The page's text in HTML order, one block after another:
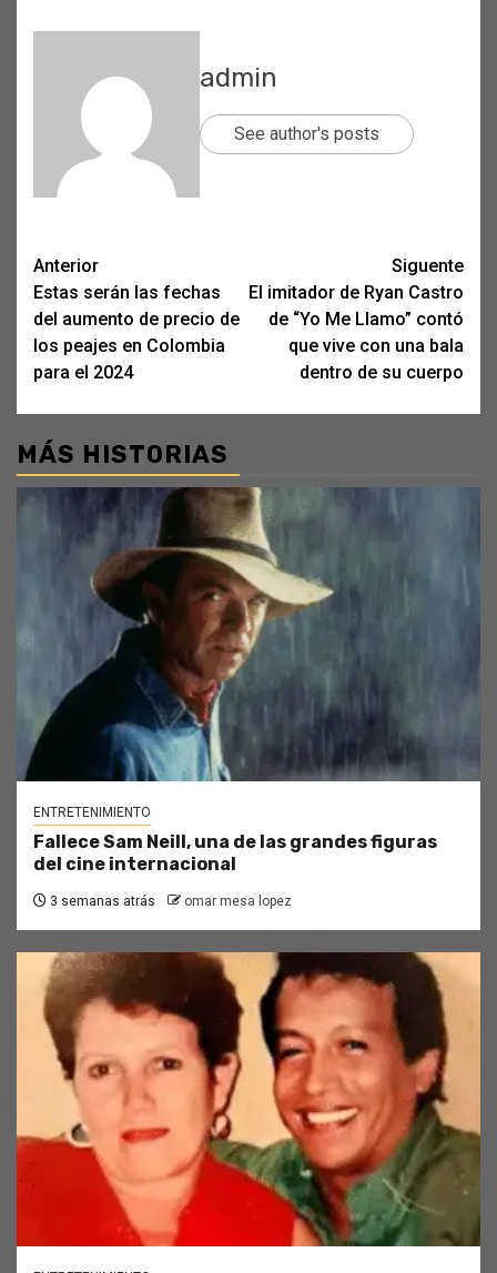
admin
See author's posts
Post
navigation
Anterior
Estas serán las fechas
del aumento de precio de
los peajes en Colombia
para el 2024
Siguente
El imitador de Ryan Castro
de “Yo Me Llamo” contó
que vive con una bala
dentro de su cuerpo
MÁS HISTORIAS
ENTRETENIMIENTO
Fallece Sam Neill, una de las grandes figuras
del cine internacional
3 semanas atrás omar mesa lopez